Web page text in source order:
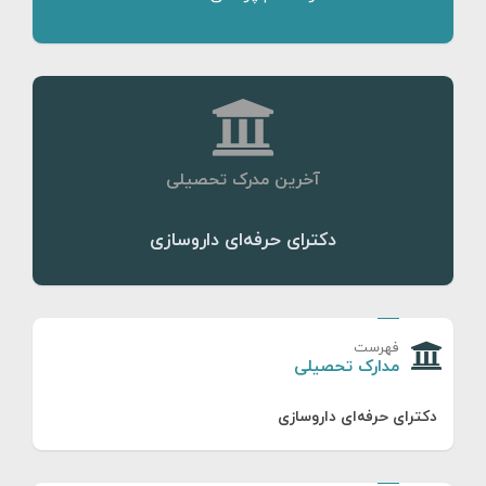
آخرین مدرک تحصیلی
دکترای حرفه‌ای داروسازی
فهرست
مدارک تحصیلی
دکترای حرفه‌ای داروسازی